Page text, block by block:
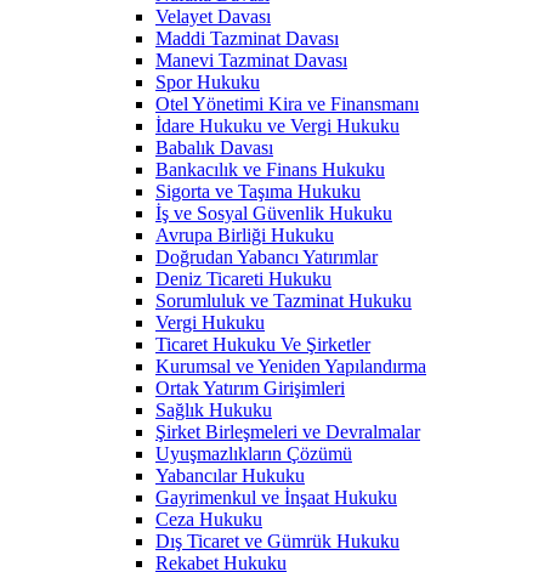
Velayet Davası
Maddi Tazminat Davası
Manevi Tazminat Davası
Spor Hukuku
Otel Yönetimi Kira ve Finansmanı
İdare Hukuku ve Vergi Hukuku
Babalık Davası
Bankacılık ve Finans Hukuku
Sigorta ve Taşıma Hukuku
İş ve Sosyal Güvenlik Hukuku
Avrupa Birliği Hukuku
Doğrudan Yabancı Yatırımlar
Deniz Ticareti Hukuku
Sorumluluk ve Tazminat Hukuku
Vergi Hukuku
Ticaret Hukuku Ve Şirketler
Kurumsal ve Yeniden Yapılandırma
Ortak Yatırım Girişimleri
Sağlık Hukuku
Şirket Birleşmeleri ve Devralmalar
Uyuşmazlıkların Çözümü
Yabancılar Hukuku
Gayrimenkul ve İnşaat Hukuku
Ceza Hukuku
Dış Ticaret ve Gümrük Hukuku
Rekabet Hukuku